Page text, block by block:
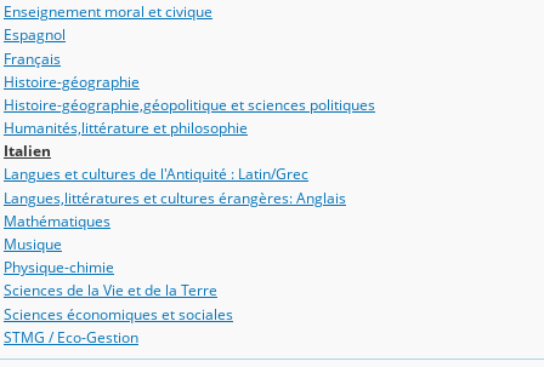
Enseignement moral et civique
Espagnol
Français
Histoire-géographie
Histoire-géographie,géopolitique et sciences politiques
Humanités,littérature et philosophie
Italien
Langues et cultures de l'Antiquité : Latin/Grec
Langues,littératures et cultures érangères: Anglais
Mathématiques
Musique
Physique-chimie
Sciences de la Vie et de la Terre
Sciences économiques et sociales
STMG / Eco-Gestion